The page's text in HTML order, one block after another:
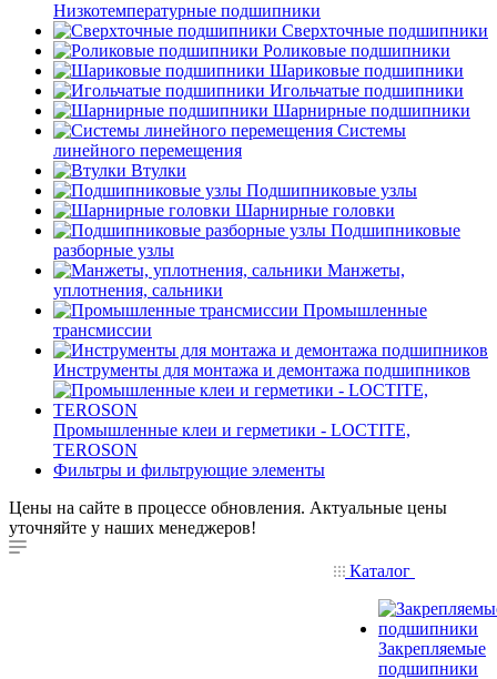
Низкотемпературные подшипники
Сверхточные подшипники
Роликовые подшипники
Шариковые подшипники
Игольчатые подшипники
Шарнирные подшипники
Системы
линейного перемещения
Втулки
Подшипниковые узлы
Шарнирные головки
Подшипниковые
разборные узлы
Манжеты,
уплотнения, сальники
Промышленные
трансмиссии
Инструменты для монтажа и демонтажа подшипников
Промышленные клеи и герметики - LOCTITE,
TEROSON
Фильтры и фильтрующие элементы
Цены на сайте в процессе обновления. Актуальные цены
уточняйте у наших менеджеров!
Каталог
Закрепляемые
подшипники